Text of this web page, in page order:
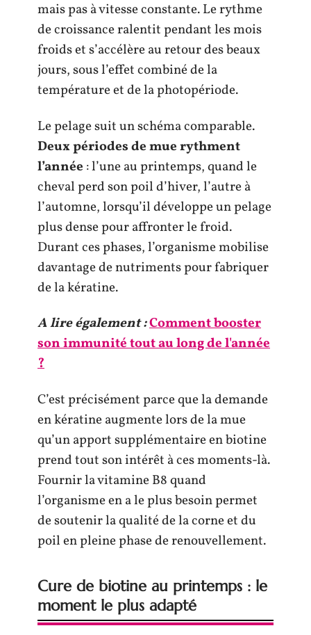
mais pas à vitesse constante. Le rythme
de croissance ralentit pendant les mois
froids et s’accélère au retour des beaux
jours, sous l’effet combiné de la
température et de la photopériode.
Le pelage suit un schéma comparable.
Deux périodes de mue rythment
l’année : l’une au printemps, quand le
cheval perd son poil d’hiver, l’autre à
l’automne, lorsqu’il développe un pelage
plus dense pour affronter le froid.
Durant ces phases, l’organisme mobilise
davantage de nutriments pour fabriquer
de la kératine.
A lire également :Comment booster
son immunité tout au long de l'année
?
C’est précisément parce que la demande
en kératine augmente lors de la mue
qu’un apport supplémentaire en biotine
prend tout son intérêt à ces moments-là.
Fournir la vitamine B8 quand
l’organisme en a le plus besoin permet
de soutenir la qualité de la corne et du
poil en pleine phase de renouvellement.
Cure de biotine au printemps : le
moment le plus adapté